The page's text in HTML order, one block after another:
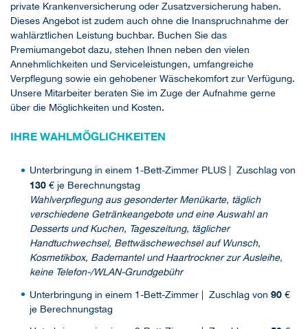
private Krankenversicherung oder Zusatzversicherung haben.
Dieses Angebot ist zudem auch ohne die Inanspruchnahme der
wahlärztlichen Leistung buchbar. Buchen Sie das
Premiumangebot dazu, stehen Ihnen neben den vielen
Annehmlichkeiten und Serviceleistungen, umfangreiche
Verpflegung sowie ein gehobener Wäschekomfort zur Verfügung.
Unsere Mitarbeiter beraten Sie im Zuge der Aufnahme gerne
über die Möglichkeiten und Kosten.
IHRE WAHLMÖGLICHKEITEN
Unterbringung in einem 1-Bett-Zimmer PLUS | Zuschlag von
130 € je Berechnungstag
Wahlverpflegung aus gesonderter Menükarte, täglich
verschiedene Getränkeangebote und eine Auswahl an
Desserts und Kuchen, Tageszeitung, täglicher
Handtuchwechsel, Bettwäschewechsel auf Wunsch,
Kosmetikbox, Bademantel und Haartrockner zur Ausleihe,
keine Telefon-/WLAN-Grundgebühr
Unterbringung in einem 1-Bett-Zimmer | Zuschlag von 90 €
je Berechnungstag